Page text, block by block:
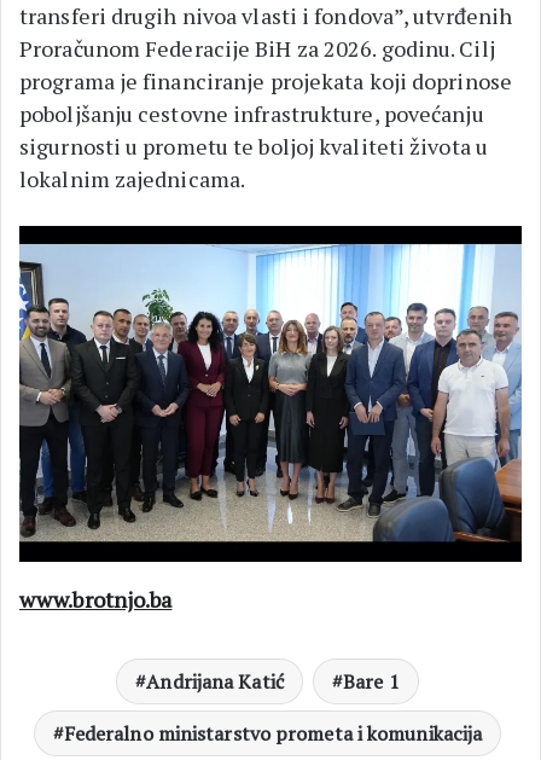
transferi drugih nivoa vlasti i fondova”, utvrđenih
Proračunom Federacije BiH za 2026. godinu. Cilj
programa je financiranje projekata koji doprinose
poboljšanju cestovne infrastrukture, povećanju
sigurnosti u prometu te boljoj kvaliteti života u
lokalnim zajednicama.
www.brotnjo.ba
Andrijana Katić
Bare 1
Federalno ministarstvo prometa i komunikacija